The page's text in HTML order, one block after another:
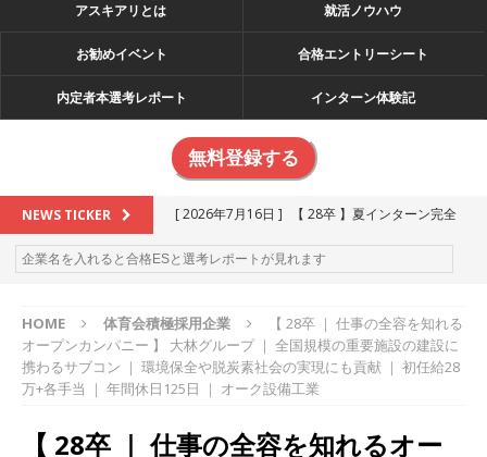
アスキアリとは 就活ノウハウ
お勧めイベント 合格エントリーシート
内定者本選考レポート インターン体験記
無料登録する
NEWS TICKER [ 2026年7月16日 ]
【 28卒 】夏インターン完全
攻略セミナー ｜ 予約フォーム
お勧めイベン
[ 2026年6月13日 ] ≪ 27卒 ≫アスキヤリ個人相
談｜予約フォーム
お勧めイベント
[ 2026年5月17日 ] ≪ 2027卒 ≫ 今すぐ受けられ
る優良企業一覧（26社）
体育会積極採用企業
HOME 体育会積極採用企業
【 28卒 ｜ 仕事の全容を知れる
オープンカンパニー 】 大林グループ ｜ 全国規模の重要施設の建設に
携わるサブコン ｜ 環境保全や脱炭素社会の実現にも貢献 ｜ 初任給28
万+各手当 ｜ 年間休日125日 ｜ オーク設備工業
【 28卒 ｜ 仕事の全容を知れるオー